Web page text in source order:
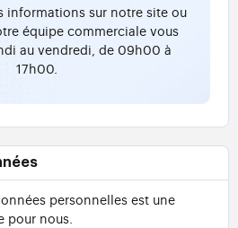
informations sur notre site ou
équipe commerciale vous
au vendredi, de 09h00 à
17h00.
personnelles est une
pour nous.